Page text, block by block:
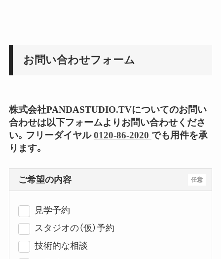
お問い合わせフォーム
株式会社PANDASTUDIO.TVについてのお問い
合わせは以下フォームよりお問い合わせくださ
い。フリーダイヤル0120-86-2020 でも用件を承
ります。
任意
ご希望の内容
見学予約
スタジオの（仮）予約
技術的な相談